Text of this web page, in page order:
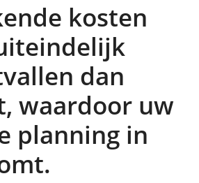
kosten
dan
waardoor uw
planning in